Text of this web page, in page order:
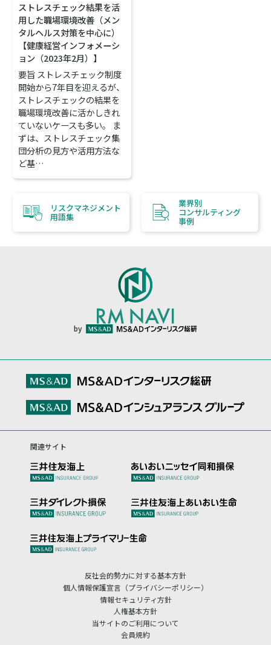
ストレスチェック結果を活
用した職場環境改善（メン
タルヘルス対策を中心に）
【健康経営インフォメーシ
ョン（2023年2月）】
要旨 ストレスチェック制度
開始から7年目を迎えるが、
ストレスチェックの結果を
職場環境改善に活かしきれ
ていないケースも多い。 ま
ずは、ストレスチェック集
団分析の見方や活用方法な
ど基…
リスクマネジメント
用語集
業界別
コンサルティング
事例
by
関連サイト
反社会的勢力に対する基本方針
個人情報保護宣言（プライバシーポリシー）
情報セキュリティ方針
人権基本方針
当サイトのご利用について
会員規約